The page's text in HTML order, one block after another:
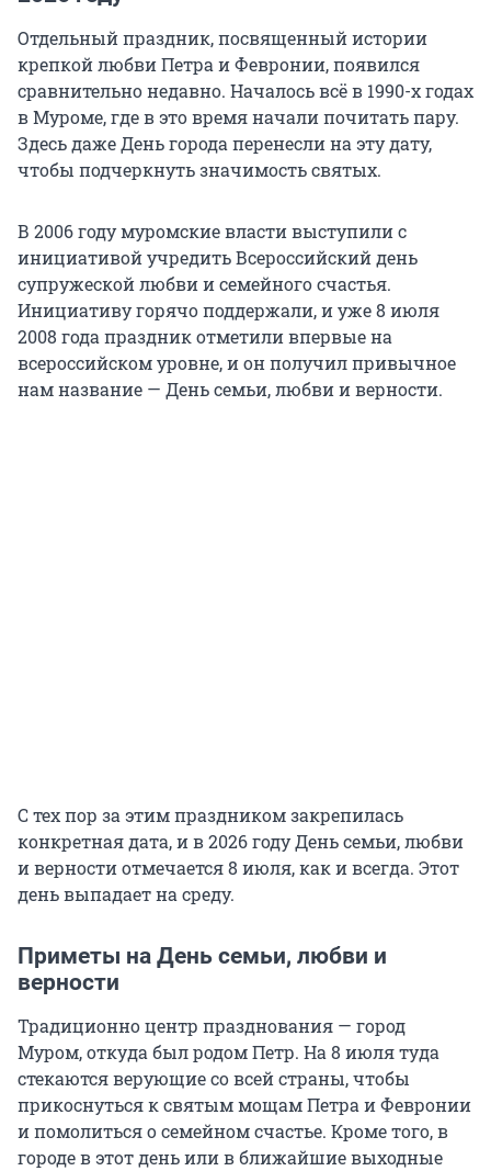
Отдельный праздник, посвященный истории
крепкой любви Петра и Февронии, появился
сравнительно недавно. Началось всё в 1990-х годах
в Муроме, где в это время начали почитать пару.
Здесь даже День города перенесли на эту дату,
чтобы подчеркнуть значимость святых.
В 2006 году муромские власти выступили с
инициативой учредить Всероссийский день
супружеской любви и семейного счастья.
Инициативу горячо поддержали, и уже 8 июля
2008 года праздник отметили впервые на
всероссийском уровне, и он получил привычное
нам название — День семьи, любви и верности.
С тех пор за этим праздником закрепилась
конкретная дата, и в 2026 году День семьи, любви
и верности отмечается 8 июля, как и всегда. Этот
день выпадает на среду.
Приметы на День семьи, любви и
верности
Традиционно центр празднования — город
Муром, откуда был родом Петр. На 8 июля туда
стекаются верующие со всей страны, чтобы
прикоснуться к святым мощам Петра и Февронии
и помолиться о семейном счастье. Кроме того, в
городе в этот день или в ближайшие выходные